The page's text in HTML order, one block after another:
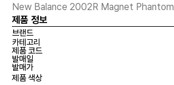
New Balance 2002R Magnet Phantom
제품 정보
브랜드
카테고리
제품 코드
발매일
발매가
제품 색상